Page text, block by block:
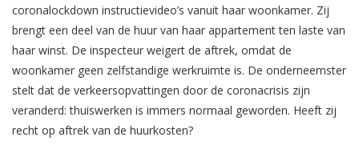
coronalockdown instructievideo’s vanuit haar woonkamer. Zij
brengt een deel van de huur van haar appartement ten laste van
haar winst. De inspecteur weigert de aftrek, omdat de
woonkamer geen zelfstandige werkruimte is. De onderneemster
stelt dat de verkeersopvattingen door de coronacrisis zijn
veranderd: thuiswerken is immers normaal geworden. Heeft zij
recht op aftrek van de huurkosten?